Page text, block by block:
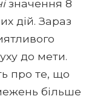
значення 8
дій. Зараз
до мети.
про те, що
більше